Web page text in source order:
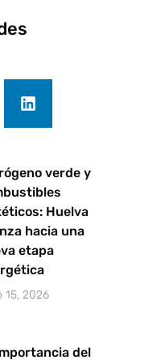
n
i
n
verde y
Huelva
hacia una
etapa
15, 2026
del